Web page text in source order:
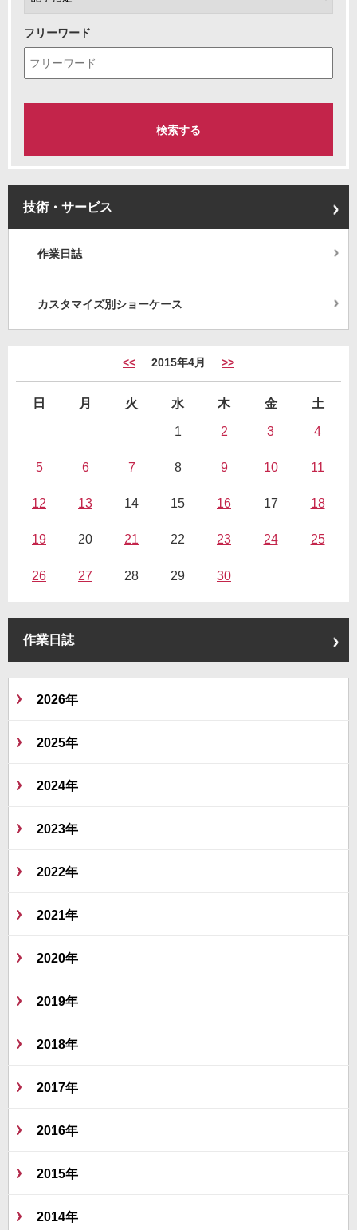
フリーワード
技術・サービス
作業日誌
カスタマイズ別ショーケース
<< 2015年4月 >>
日 月 火 水 木 金
土
1
2 3 4
5 6 7 8 9 10 11
12 13 14 15 16 17 18
19 20 21 22 23 24 25
26 27 28 29 30
作業日誌
2026年
2025年
2024年
2023年
2022年
2021年
2020年
2019年
2018年
2017年
2016年
2015年
2014年